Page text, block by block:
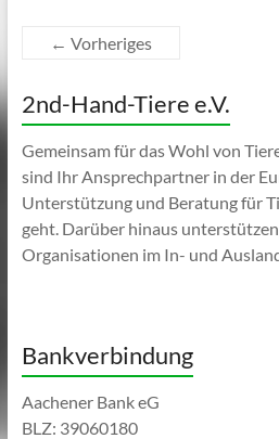
← Vorheriges
2nd-Hand-Tiere e.V.
Gemeinsam für das Wohl von
sind Ihr Ansprechpartner in der
Unterstützung und Beratung für
geht. Darüber hinaus
Organisationen im In- und
Bankverbindung
Aachener Bank eG
BLZ: 39060180